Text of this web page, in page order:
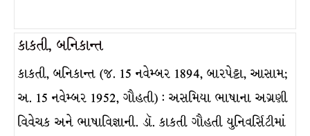
કાકતી, બનિકાન્ત
કાકતી, બનિકાન્ત (જ. 15 નવેમ્બર 1894, બારપેટ્ટા, આસામ;
અ. 15 નવેમ્બર 1952, ગૌહતી) : અસમિયા ભાષાના અગ્રણી
વિવેચક અને ભાષાવિજ્ઞાની. ડૉ. કાકતી ગૌહતી યુનિવર્સિટીમાં